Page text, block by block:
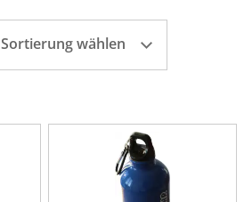
Sortierung wählen